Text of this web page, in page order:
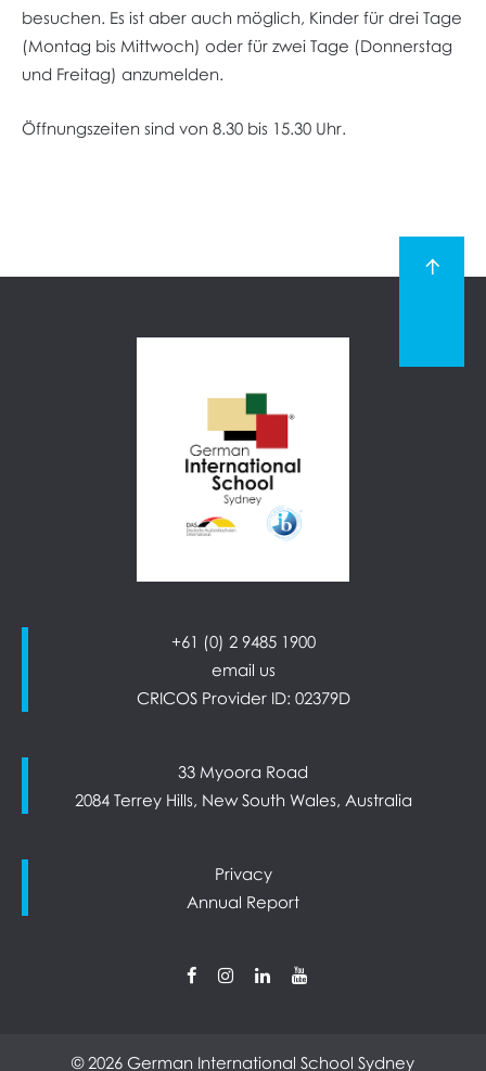
besuchen. Es ist aber auch möglich, Kinder für drei Tage
(Montag bis Mittwoch) oder für zwei Tage (Donnerstag
und Freitag) anzumelden.
Öffnungszeiten sind von 8.30 bis 15.30 Uhr.
+61 (0) 2 9485 1900
email us
CRICOS Provider ID: 02379D
33 Myoora Road
2084 Terrey Hills, New South Wales, Australia
Privacy
Annual Report
© 2026 German International School Sydney